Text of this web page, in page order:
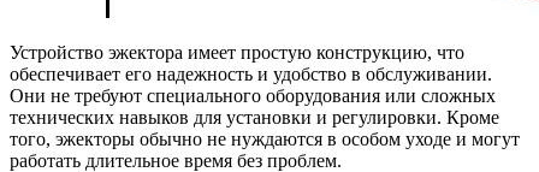
Устройство эжектора имеет простую конструкцию, что
обеспечивает его надежность и удобство в обслуживании.
Они не требуют специального оборудования или сложных
технических навыков для установки и регулировки. Кроме
того, эжекторы обычно не нуждаются в особом уходе и могут
работать длительное время без проблем.